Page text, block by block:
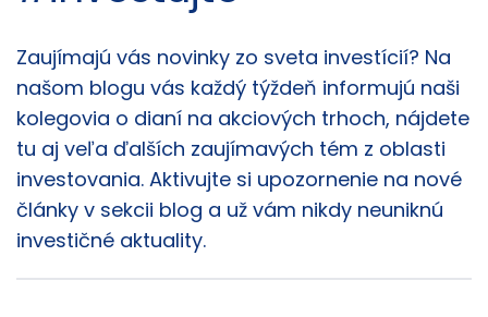
Články
Zaujímajú vás novinky zo sveta investícií? Na
našom blogu vás každý týždeň informujú naši
kolegovia o dianí na akciových trhoch, nájdete
tu aj veľa ďalších zaujímavých tém z oblasti
investovania. Aktivujte si upozornenie na nové
články v sekcii blog a už vám nikdy neuniknú
investičné aktuality.